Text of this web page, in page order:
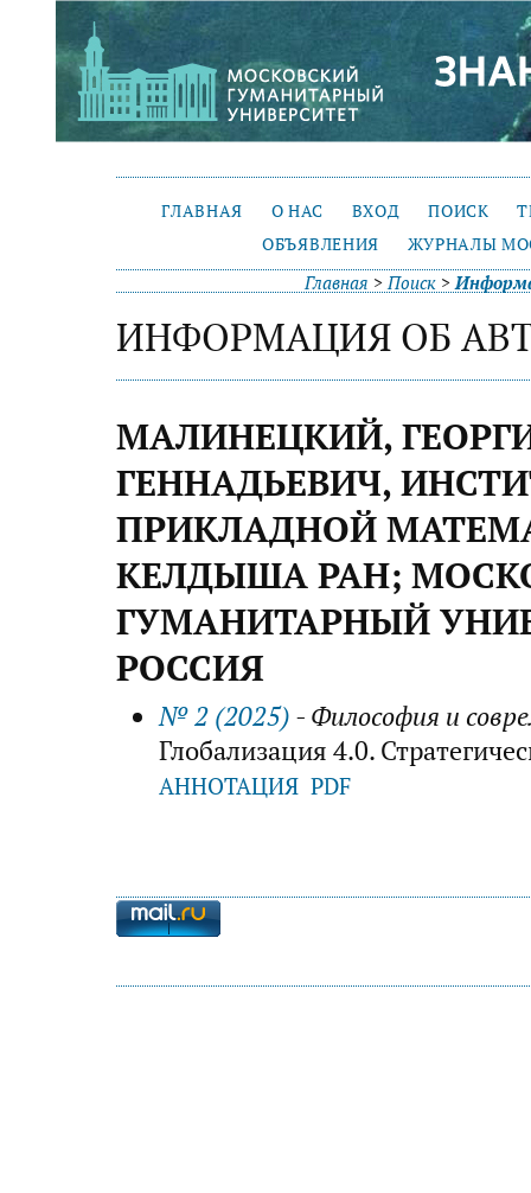
ГЛАВНАЯ О НАС ВХОД ПОИСК
ОБЪЯВЛЕНИЯ
ЖУРНАЛЫ
Главная >Поиск >
ИНФОРМАЦИЯ ОБ
МАЛИНЕЦКИЙ,
ГЕННАДЬЕВИЧ,
ПРИКЛАДНОЙ
КЕЛДЫША РАН;
ГУМАНИТАРНЫЙ
РОССИЯ
№ 2 (2025) - Философия и
Глобализация 4.0.
АННОТАЦИЯ PDF